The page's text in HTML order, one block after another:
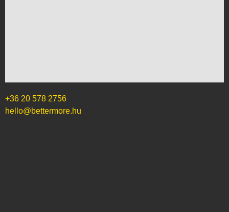
+36 20 578 2756
hello@bettermore.hu